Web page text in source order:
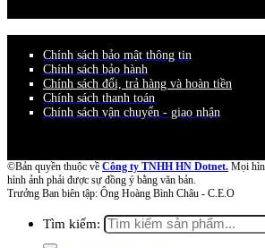
Chính sách bảo mật thông tin
Chính sách bảo hành
Chính sách đổi, trả hàng và hoàn tiền
Chính sách thanh toán
Chính sách vận chuyển - giao nhận
©Bản quyền thuộc về Công ty TNHH HN Dotnet. Mọi
hình ảnh phải được sự đồng ý bằng văn bản.
Trưởng Ban biên tập: Ông Hoàng Bình Châu - C.E.O
Tìm kiếm: